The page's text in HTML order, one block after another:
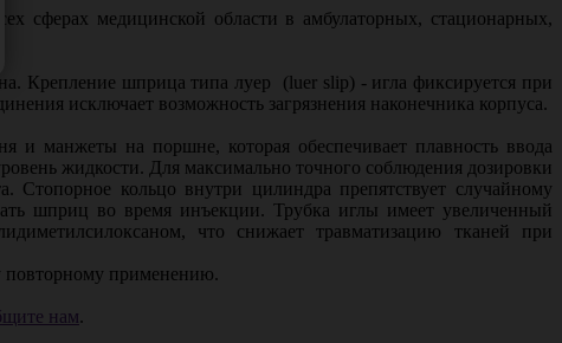
сферах медицинской области в амбулаторных, стационарных,
Крепление шприца типа луер (luer slip) - игла фиксируется при
исключает возможность загрязнения наконечника корпуса.
и манжеты на поршне, которая обеспечивает плавность ввода
жидкости. Для максимально точного соблюдения дозировки
кольцо внутри цилиндра препятствует случайному
шприц во время инъекции. Трубка иглы имеет увеличенный
что снижает травматизацию тканей при
повторному применению.
нам.